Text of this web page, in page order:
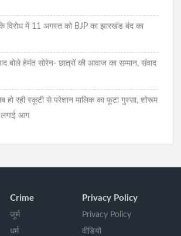
के विरोध में 11 अगस्त को BJP का झारखंड बंद का
बोले हेमंत सोरेन- छात्रों की आवाज का सम्मान, संवाद
हो रही स्कूटी से परेशान मालिक का फूटा गुस्सा, शोरूम
लगाई आग
Crime
जुर्म
धर्म
Privacy Policy
Privacy Policy
वीडियो